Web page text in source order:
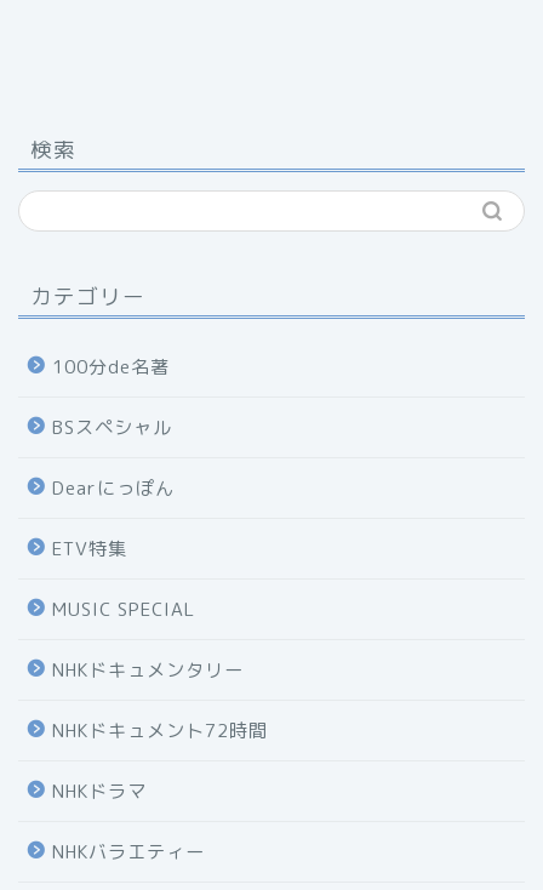
検索
カテゴリー
100分de名著
BSスペシャル
Dearにっぽん
ETV特集
MUSIC SPECIAL
NHKドキュメンタリー
NHKドキュメント72時間
NHKドラマ
NHKバラエティー